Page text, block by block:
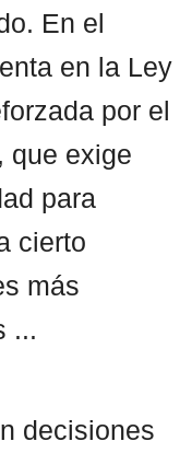
En el
en la Ley
por el
que exige
para
cierto
más
...
decisiones